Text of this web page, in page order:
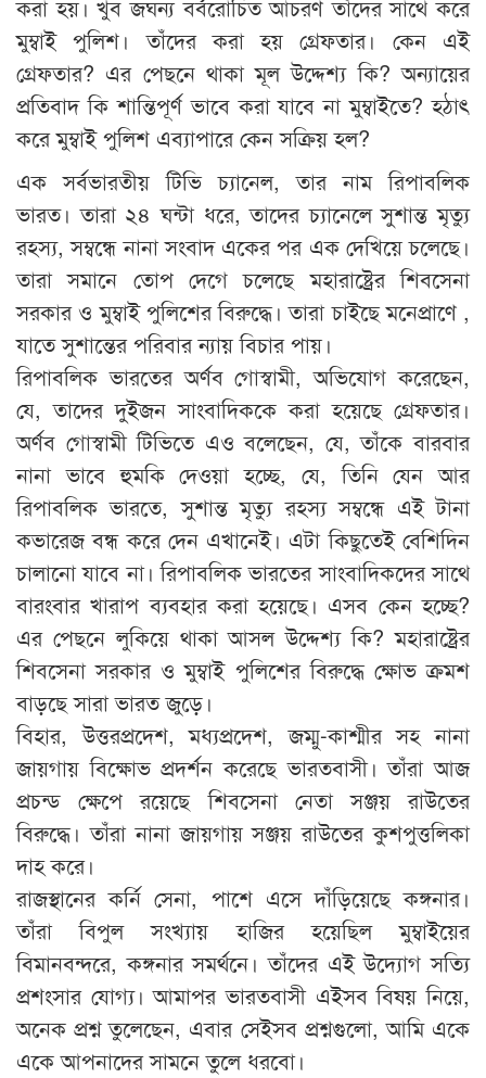
করা হয়। খুব জঘন্য বর্বরোচিত আচরণ তাঁদের সাথে করে
মুম্বাই পুলিশ। তাঁদের করা হয় গ্রেফতার। কেন এই
গ্রেফতার? এর পেছনে থাকা মূল উদ্দেশ্য কি? অন্যায়ের
প্রতিবাদ কি শান্তিপূর্ণ ভাবে করা যাবে না মুম্বাইতে? হঠাৎ
করে মুম্বাই পুলিশ এব্যাপারে কেন সক্রিয় হল?
এক সর্বভারতীয় টিভি চ্যানেল, তার নাম রিপাবলিক
ভারত। তারা ২৪ ঘন্টা ধরে, তাদের চ্যানেলে সুশান্ত মৃত্যু
রহস্য, সম্বন্ধে নানা সংবাদ একের পর এক দেখিয়ে চলেছে।
তারা সমানে তোপ দেগে চলেছে মহারাষ্ট্রের শিবসেনা
সরকার ও মুম্বাই পুলিশের বিরুদ্ধে। তারা চাইছে মনেপ্রাণে ,
যাতে সুশান্তের পরিবার ন্যায় বিচার পায়।
রিপাবলিক ভারতের অর্ণব গোস্বামী, অভিযোগ করেছেন,
যে, তাদের দুইজন সাংবাদিককে করা হয়েছে গ্রেফতার।
অর্ণব গোস্বামী টিভিতে এও বলেছেন, যে, তাঁকে বারবার
নানা ভাবে হুমকি দেওয়া হচ্ছে, যে, তিনি যেন আর
রিপাবলিক ভারতে, সুশান্ত মৃত্যু রহস্য সম্বন্ধে এই টানা
কভারেজ বন্ধ করে দেন এখানেই। এটা কিছুতেই বেশিদিন
চালানো যাবে না। রিপাবলিক ভারতের সাংবাদিকদের সাথে
বারংবার খারাপ ব্যবহার করা হয়েছে। এসব কেন হচ্ছে?
এর পেছনে লুকিয়ে থাকা আসল উদ্দেশ্য কি? মহারাষ্ট্রের
শিবসেনা সরকার ও মুম্বাই পুলিশের বিরুদ্ধে ক্ষোভ ক্রমশ
বাড়ছে সারা ভারত জুড়ে।
বিহার, উত্তরপ্রদেশ, মধ্যপ্রদেশ, জম্মু-কাশ্মীর সহ নানা
জায়গায় বিক্ষোভ প্রদর্শন করেছে ভারতবাসী। তাঁরা আজ
প্রচন্ড ক্ষেপে রয়েছে শিবসেনা নেতা সঞ্জয় রাউতের
বিরুদ্ধে। তাঁরা নানা জায়গায় সঞ্জয় রাউতের কুশপুত্তলিকা
দাহ করে।
রাজস্থানের কর্নি সেনা, পাশে এসে দাঁড়িয়েছে কঙ্গনার।
তাঁরা বিপুল সংখ্যায় হাজির হয়েছিল মুম্বাইয়ের
বিমানবন্দরে, কঙ্গনার সমর্থনে। তাঁদের এই উদ্যোগ সত্যি
প্রশংসার যোগ্য। আমাপর ভারতবাসী এইসব বিষয় নিয়ে,
অনেক প্রশ্ন তুলেছেন, এবার সেইসব প্রশ্নগুলো, আমি একে
একে আপনাদের সামনে তুলে ধরবো।